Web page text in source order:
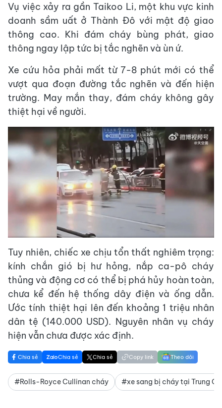
Vụ việc xảy ra gần Taikoo Li, một khu vực kinh
doanh sầm uất ở Thành Đô với mật độ giao
thông cao. Khi đám cháy bùng phát, giao
thông ngay lập tức bị tắc nghẽn và ùn ứ.
Xe cứu hỏa phải mất từ 7-8 phút mới có thể
vượt qua đoạn đường tắc nghẽn và đến hiện
trường. May mắn thay, đám cháy không gây
thiệt hại về người.
Tuy nhiên, chiếc xe chịu tổn thất nghiêm trọng:
kính chắn gió bị hư hỏng, nắp ca-pô cháy
thủng và động cơ có thể bị phá hủy hoàn toàn,
chưa kể đến hệ thống dây điện và ống dẫn.
Ước tính thiệt hại lên đến khoảng 1 triệu nhân
dân tệ (140.000 USD). Nguyên nhân vụ cháy
hiện vẫn chưa được xác định.
Chia sẻ Chia sẻ Chia sẻ Copy link Theo dõi
#Rolls-Royce Cullinan cháy #xe sang bị cháy tại Trung